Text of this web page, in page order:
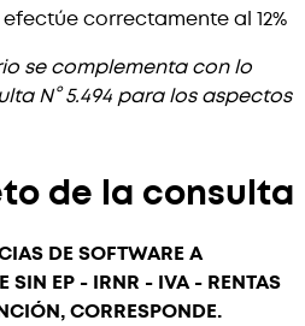
efectúe correctamente al 12%
se complementa con lo
N° 5.494 para los aspectos
de la consulta
DE SOFTWARE A
SIN EP - IRNR - IVA - RENTAS
CORRESPONDE.